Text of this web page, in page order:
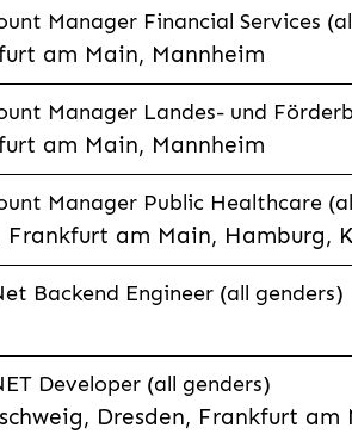
Manager Financial Services
am Main, Mannheim
Manager Landes- und
am Main, Mannheim
Manager Public Healthcare
Frankfurt am Main, Hamburg,
Backend Engineer (all genders)
Developer (all genders)
Dresden, Frankfurt